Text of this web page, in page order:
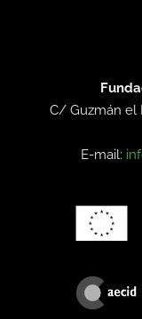
C/ Guzmán el
E-mail: